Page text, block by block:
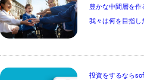
豊かな中間層を
我々は何を目指し
投資をするなら